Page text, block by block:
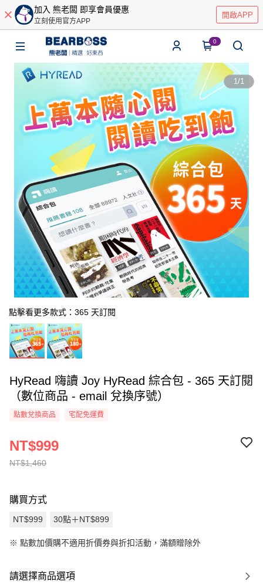
加入 熊老闆 即享會員優惠
立刻使用官方APP
開啟APP
0
1/1
點擊看更多款式：365 天訂閱
HyRead 嗨讀 Joy HyRead 綜合包 - 365 天訂閱
（數位商品 - email 兌換序號）
點數兌換商品 宅配免運費
NT$1,460
NT$999
購買方式
NT$999 30點＋NT$899
※ 點數加價購不適用折價券與折扣活動，滿額贈除外
請選擇商品選項